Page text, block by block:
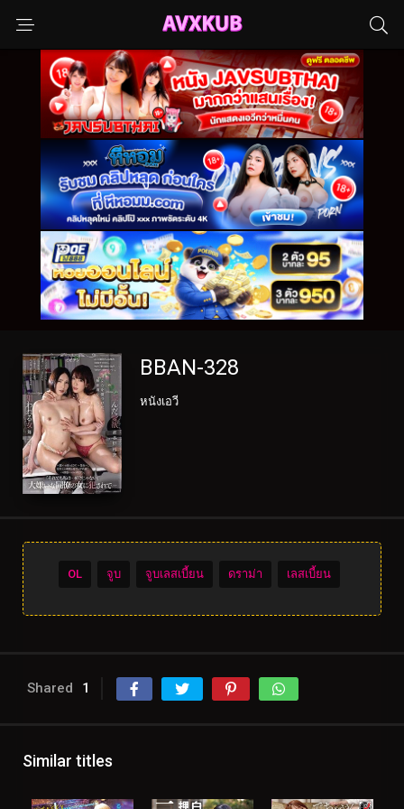
BBAN-328
หนังเอวี
OL จูบ จูบเลสเบี้ยน ดราม่า เลสเบี้ยน
Shared 1
Similar titles